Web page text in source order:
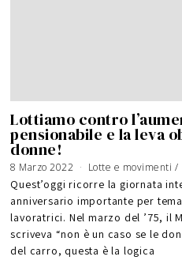
Lottiamo contro
pensionabile e la leva
donne!
8 Marzo 2022 Lotte e movimenti /
Quest’oggi ricorre la giornata
anniversario importante per
lavoratrici. Nel marzo del ’75, il
scriveva “non è un caso se le
del carro, questa è la logica